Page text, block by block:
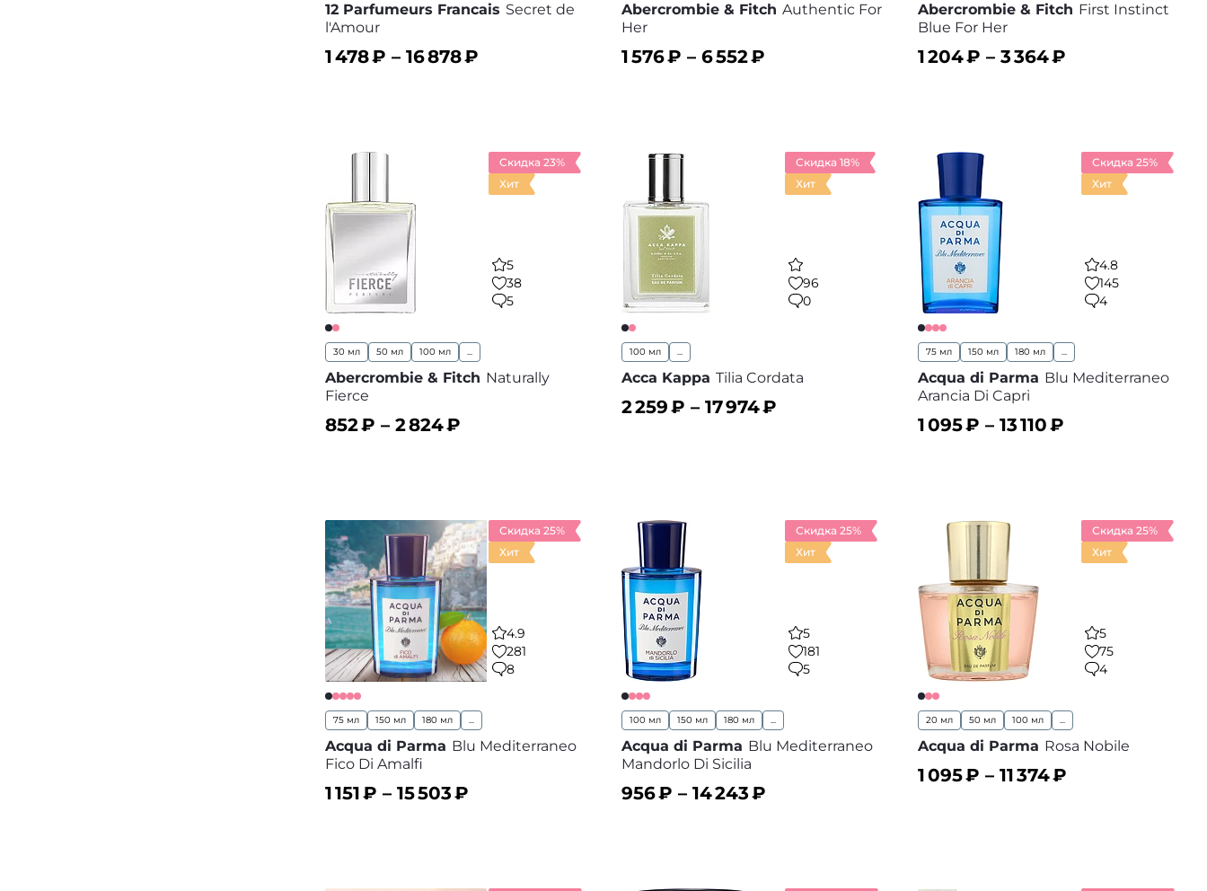
12 Parfumeurs Francais Secret de
l'Amour
1 478₽ – 16 878₽
Abercrombie & Fitch Authentic For
Her
1 576₽ – 6 552₽
Abercrombie & Fitch First Instinct
Blue For Her
1 204₽ – 3 364₽
Скидка 23%
Хит
5
38
5
30 мл 50 мл 100 мл ...
Abercrombie & Fitch Naturally
Fierce
852₽ – 2 824₽
Скидка 18%
Хит
96
0
100 мл ...
Acca Kappa Tilia Cordata
2 259₽ – 17 974₽
Скидка 25%
Хит
4.8
145
4
75 мл 150 мл 180 мл ...
Acqua di Parma Blu Mediterraneo
Arancia Di Capri
1 095₽ – 13 110₽
Скидка 25%
Хит
4.9
281
8
75 мл 150 мл 180 мл ...
Acqua di Parma Blu Mediterraneo
Fico Di Amalfi
1 151₽ – 15 503₽
Скидка 25%
Хит
5
181
5
100 мл 150 мл 180 мл ...
Acqua di Parma Blu Mediterraneo
Mandorlo Di Sicilia
956₽ – 14 243₽
Скидка 25%
Хит
5
75
4
20 мл 50 мл 100 мл ...
Acqua di Parma Rosa Nobile
1 095₽ – 11 374₽